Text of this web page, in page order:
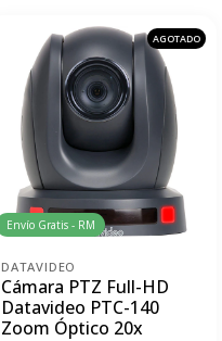
AGOTADO
Envío Gratis - RM
DATAVIDEO
Cámara PTZ Full-HD
Datavideo PTC-140
Zoom Óptico 20x